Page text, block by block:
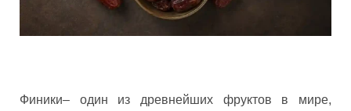
Финики– один из древнейших фруктов в мире,